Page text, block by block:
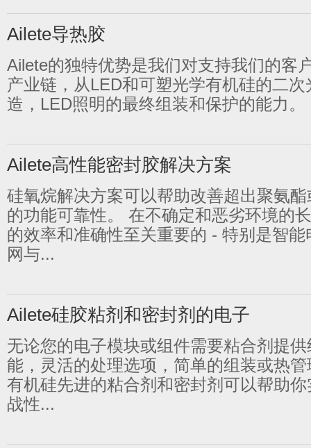
1 2 3 4 5
Ailete导热胶
Ailete的独特优势是我们对支持我们的客
产业链，从LED和可塑光学有机硅的二
造，LED照明的最终组装和保护的能力。
Ailete高性能密封胶解决方案
硅氧烷解决方案可以帮助改善超出聚氨
的功能可靠性。 在不确定和恶劣环境的
的效率和准确性至关重要的 - 特别是智
网与...
Ailete硅胶粘剂和密封剂的电子
无论您的电子模块或组件需要粘合剂提
能，灵活的处理选项，简单的组装或热
有机硅先进的粘合剂和密封剂可以帮助
战性...